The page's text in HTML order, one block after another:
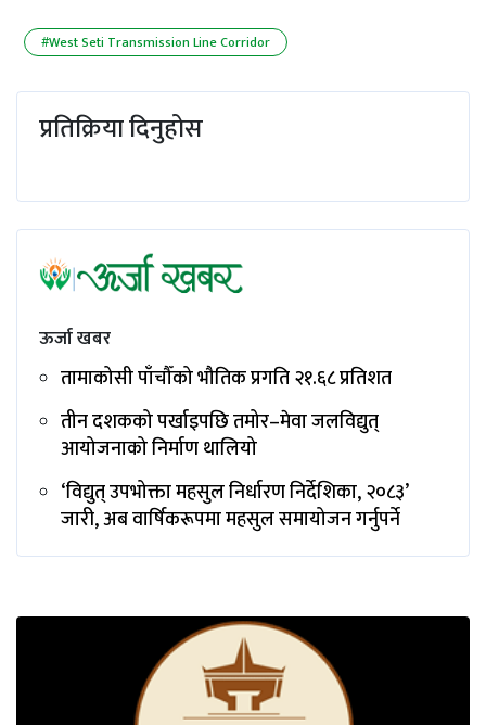
#West Seti Transmission Line Corridor
प्रतिक्रिया दिनुहोस
ऊर्जा खबर
तामाकोसी पाँचौँको भौतिक प्रगति २१.६८ प्रतिशत
तीन दशकको पर्खाइपछि तमोर–मेवा जलविद्युत्
आयोजनाको निर्माण थालियो
‘विद्युत् उपभोक्ता महसुल निर्धारण निर्देशिका, २०८३’
जारी, अब वार्षिकरूपमा महसुल समायोजन गर्नुपर्ने